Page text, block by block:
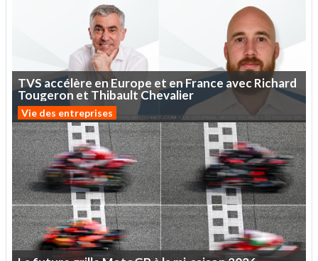
TVSaccélère enEurope et enFrance avecRichard
Tougeron et Thibault Chevalier
Vie des entreprises